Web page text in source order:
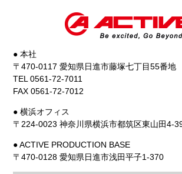
● 本社
〒470-0117 愛知県日進市藤塚七丁目55番地
TEL 0561-72-7011
FAX 0561-72-7012
● 横浜オフィス
〒224-0023 神奈川県横浜市都筑区東山田4-
● ACTIVE PRODUCTION BASE
〒470-0128 愛知県日進市浅田平子1-370